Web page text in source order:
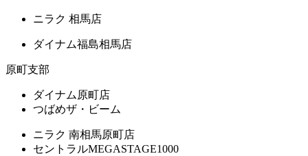
ニラク 相馬店
ダイナム福島相馬店
原町支部
ダイナム原町店
つばめザ・ビーム
ニラク 南相馬原町店
セントラルMEGASTAGE1000